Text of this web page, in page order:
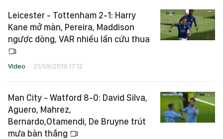
Leicester - Tottenham 2-1: Harry
Kane mở màn, Pereira, Maddison
ngược dòng, VAR nhiều lần cứu thua
Video 21/09/2019 17:12
Man City - Watford 8-0: David Silva,
Aguero, Mahrez,
Bernardo,Otamendi, De Bruyne trút
mưa bàn thắng